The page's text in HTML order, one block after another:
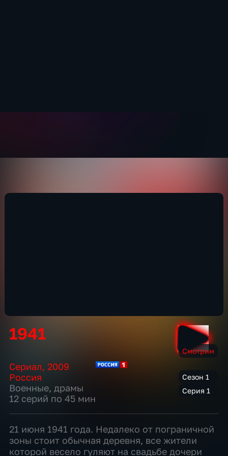
1941
Смотрим
Сезон 1
Серия 1
Сериал,2009
Россия
Военные,драмы
12 серий по 45 мин
21 июня 1941 года. Недалеко от пограничной
зоны стоит обычная деревня, все жители
которой весело гуляют на свадьбе дочери